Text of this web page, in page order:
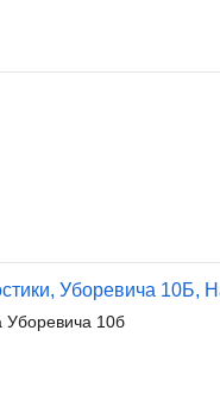
Уборевича 10Б,
10б